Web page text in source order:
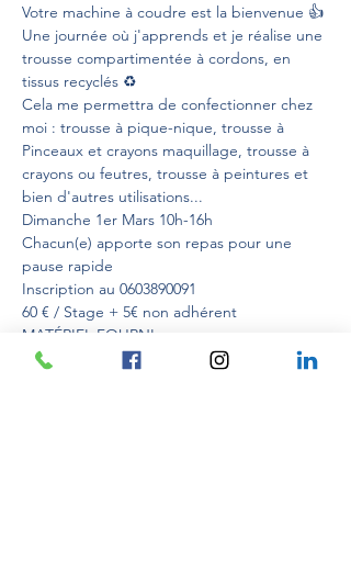
Votre machine à coudre est la bienvenue 👍
Une journée où j'apprends et je réalise une
trousse compartimentée à cordons, en
tissus recyclés ♻️
Cela me permettra de confectionner chez
moi : trousse à pique-nique, trousse à
Pinceaux et crayons maquillage, trousse à
crayons ou feutres, trousse à peintures et
bien d'autres utilisations...
Dimanche 1er Mars 10h-16h
Chacun(e) apporte son repas pour une
pause rapide
Inscription au 0603890091
60 € / Stage + 5€ non adhérent
MATÉRIEL FOURNI
Au plaisir de vous rencontrer et de vous